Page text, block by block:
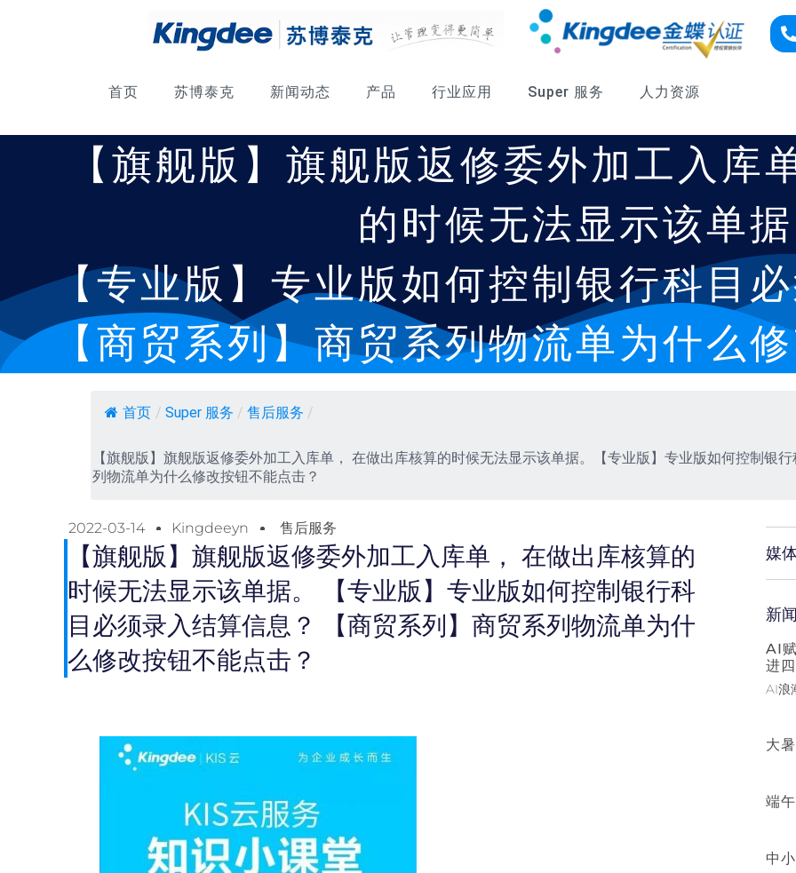
首页 苏博泰克 新闻动态 产品 行业应用 Super 服务 人力资源
【旗舰版】旗舰版返修委外加工入库
的时候无法显示该单
【专业版】专业版如何控制银行科目
【商贸系列】商贸系列物流单为什么
首页 / Super 服务 / 售后服务 /
【旗舰版】旗舰版返修委外加工入库单， 在做出库核算的时候无法显示该单据。【专业版】专业版如何控制银
列物流单为什么修改按钮不能点击？
2022-03-14 Kingdeeyn 售后服务
【旗舰版】旗舰版返修委外加工入库单， 在做出库核算的
时候无法显示该单据。 【专业版】专业版如何控制银行科
目必须录入结算信息？ 【商贸系列】商贸系列物流单为什
么修改按钮不能点击？
媒
新
AI
进
AI浪
大
端
中